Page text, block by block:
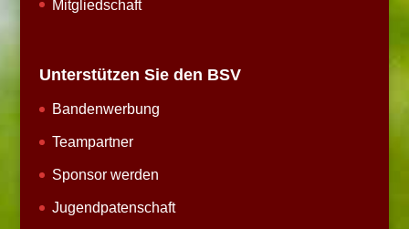
Mitgliedschaft
Unterstützen Sie den BSV
Bandenwerbung
Teampartner
Sponsor werden
Jugendpatenschaft